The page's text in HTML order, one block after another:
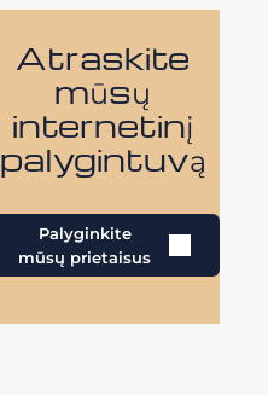
Atraskite
mūsų
internetinį
palygintuvą
Palyginkite
mūsų prietaisus